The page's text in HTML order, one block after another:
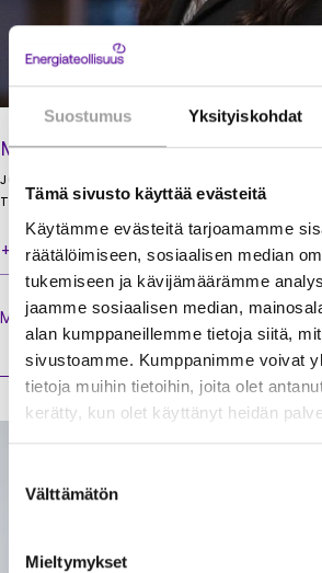
Suostumus Yksityiskohdat
Tämä sivusto käyttää evästeitä
Käytämme evästeitä tarjoamamme
räätälöimiseen, sosiaalisen median
tukemiseen ja kävijämäärämme
jaamme sosiaalisen median,
alan kumppaneillemme tietoja siitä,
sivustoamme. Kumppanimme voivat
tietoja muihin tietoihin, joita olet
kerätty, kun olet käyttänyt heidän
valinta
Välttämätön
Mieltymykset
Marketta Eggleton
JOHTAJA
TALOUS JA HALLINTO
+358 40 522 8110
Marketantoimenkuva